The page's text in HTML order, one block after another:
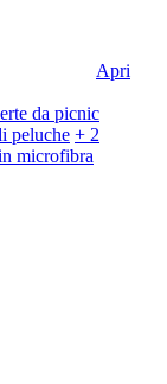
Apri
da picnic
peluche + 2
microfibra